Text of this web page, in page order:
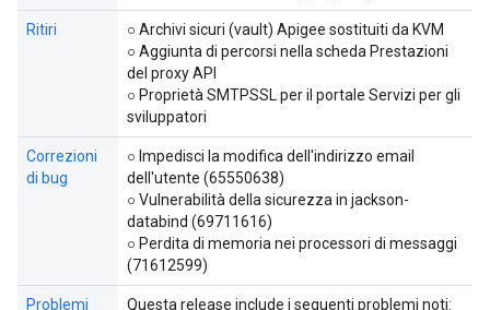
Ritiri
○ Archivi sicuri (vault) Apigee sostituiti da KVM
○ Aggiunta di percorsi nella scheda Prestazioni
del proxy API
○ Proprietà SMTPSSL per il portale Servizi per gli
sviluppatori
Correzioni
di bug
○ Impedisci la modifica dell'indirizzo email
dell'utente (65550638)
○ Vulnerabilità della sicurezza in jackson-
databind (69711616)
○ Perdita di memoria nei processori di messaggi
(71612599)
Problemi
Questa release include i seguenti problemi noti: